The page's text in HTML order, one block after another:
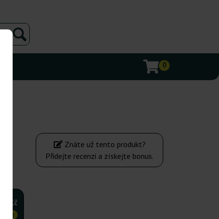
0
472Kč
Znáte už tento produkt?
Přidejte recenzi a získejte bonus.